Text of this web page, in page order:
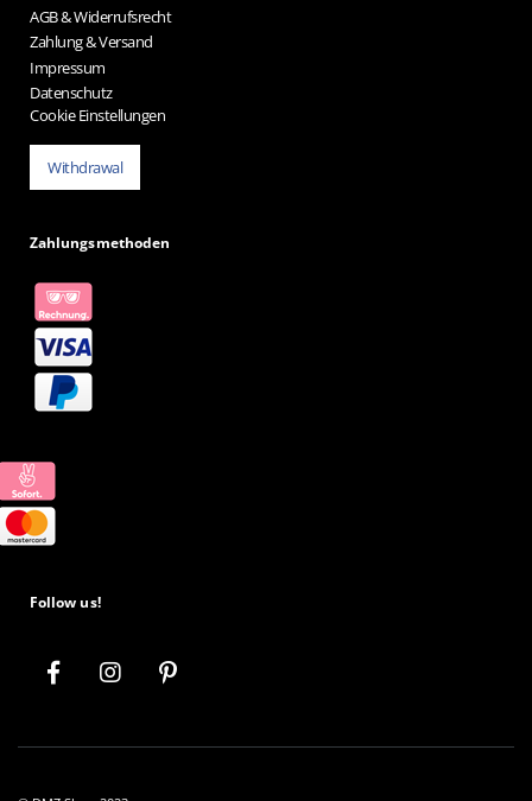
AGB & Widerrufsrecht
Zahlung & Versand
Impressum
Datenschutz
Cookie Einstellungen
Withdrawal
Zahlungsmethoden
Follow us!